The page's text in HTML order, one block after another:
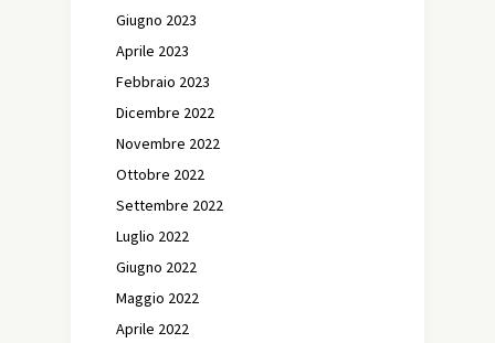
Giugno 2023
Aprile 2023
Febbraio 2023
Dicembre 2022
Novembre 2022
Ottobre 2022
Settembre 2022
Luglio 2022
Giugno 2022
Maggio 2022
Aprile 2022